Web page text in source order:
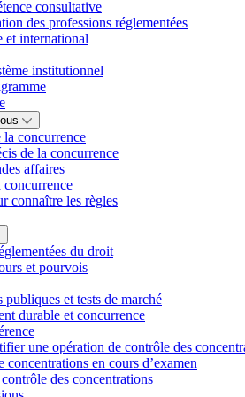
consultative
des professions réglementées
et international
institutionnel
la concurrence
de la concurrence
affaires
connaître les règles
du droit
et pourvois
publiques et tests de marché
durable et concurrence
une opération de contrôle des
concentrations en cours d’examen
des concentrations